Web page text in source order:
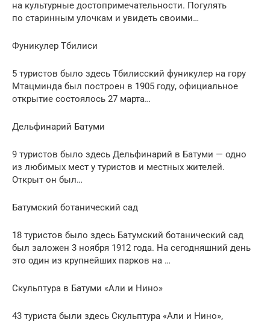
на культурные достопримечательности. Погулять
по старинным улочкам и увидеть своими…
Фуникулер Тбилиси
5 туристов было здесь Тбилисский фуникулер на гору
Мтацминда был построен в 1905 году, официальное
открытие состоялось 27 марта…
Дельфинарий Батуми
9 туристов было здесь Дельфинарий в Батуми — одно
из любимых мест у туристов и местных жителей.
Открыт он был…
Батумский ботанический сад
18 туристов было здесь Батумский ботанический сад
был заложен 3 ноября 1912 года. На сегодняшний день
это один из крупнейших парков на …
Скульптура в Батуми «Али и Нино»
43 туристa были здесь Скульптура «Али и Нино»,